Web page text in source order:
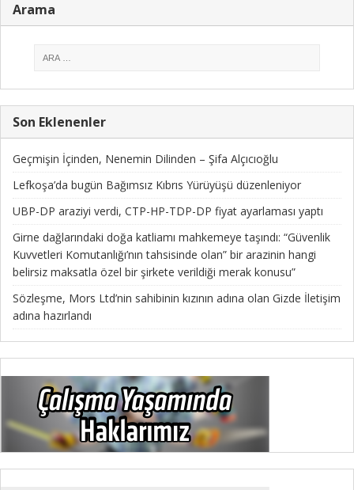
Arama
Son Eklenenler
Geçmişin İçinden, Nenemin Dilinden – Şifa Alçıcıoğlu
Lefkoşa’da bugün Bağımsız Kıbrıs Yürüyüşü düzenleniyor
UBP-DP araziyi verdi, CTP-HP-TDP-DP fiyat ayarlaması yaptı
Girne dağlarındaki doğa katliamı mahkemeye taşındı: “Güvenlik
Kuvvetleri Komutanlığı’nın tahsisinde olan” bir arazinin hangi
belirsiz maksatla özel bir şirkete verildiği merak konusu”
Sözleşme, Mors Ltd’nin sahibinin kızının adına olan Gizde İletişim
adına hazırlandı